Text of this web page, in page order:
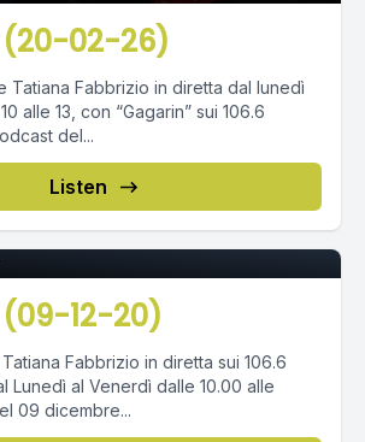
02-26)
Tatiana Fabbrizio in diretta dal lunedì
alle 13, con “Gagarin” sui 106.6
del...
Listen
0
12-20)
Fabbrizio in diretta sui 106.6
Lunedì al Venerdì dalle 10.00 alle
del 09 dicembre...